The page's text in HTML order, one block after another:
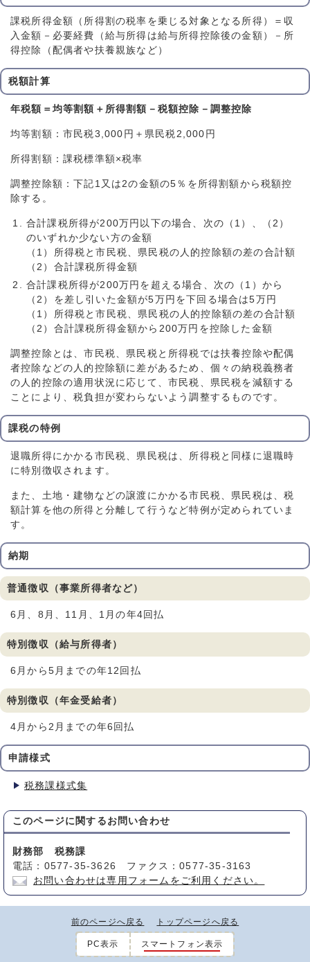
課税所得金額（所得割の税率を乗じる対象となる所得）＝収
入金額－必要経費（給与所得は給与所得控除後の金額）－所
得控除（配偶者や扶養親族など）
税額計算
年税額＝均等割額＋所得割額－税額控除－調整控除
均等割額：市民税3,000円＋県民税2,000円
所得割額：課税標準額×税率
調整控除額：下記1又は2の金額の5％を所得割額から税額控
除する。
合計課税所得が200万円以下の場合、次の（1）、（2）
のいずれか少ない方の金額
（1）所得税と市民税、県民税の人的控除額の差の合計額
（2）合計課税所得金額
合計課税所得が200万円を超える場合、次の（1）から
（2）を差し引いた金額が5万円を下回る場合は5万円
（1）所得税と市民税、県民税の人的控除額の差の合計額
（2）合計課税所得金額から200万円を控除した金額
調整控除とは、市民税、県民税と所得税では扶養控除や配偶
者控除などの人的控除額に差があるため、個々の納税義務者
の人的控除の適用状況に応じて、市民税、県民税を減額する
ことにより、税負担が変わらないよう調整するものです。
課税の特例
退職所得にかかる市民税、県民税は、所得税と同様に退職時
に特別徴収されます。
また、土地・建物などの譲渡にかかる市民税、県民税は、税
額計算を他の所得と分離して行うなど特例が定められていま
す。
納期
普通徴収（事業所得者など）
6月、8月、11月、1月の年4回払
特別徴収（給与所得者）
6月から5月までの年12回払
特別徴収（年金受給者）
4月から2月までの年6回払
申請様式
税務課様式集
このページに関する お問い合わせ
財務部 税務課
電話：0577-35-3626 ファクス：0577-35-3163
お問い合わせは専用フォームをご利用ください。
前のページへ戻る トップページへ戻る
PC表示 スマートフォン表示